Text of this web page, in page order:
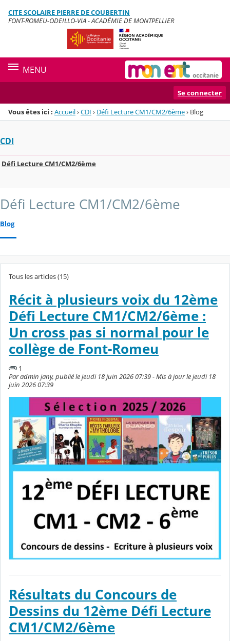
Menu de la rubrique
Contenu
CITE SCOLAIRE PIERRE DE COUBERTIN
FONT-ROMEU-ODEILLO-VIA - ACADÉMIE DE MONTPELLIER
MENU
Se connecter
Vous êtes ici : Accueil›CDI › Défi Lecture CM1/CM2/6ème› Blog
CDI
Défi Lecture CM1/CM2/6ème
Défi Lecture CM1/CM2/6ème
Blog
Tous les articles (15)
Récit à plusieurs voix du 12ème
Défi Lecture CM1/CM2/6ème :
Un cross pas si normal pour le
collège de Font-Romeu
1
Par admin jany, publié le jeudi 18 juin 2026 07:39 - Mis à jour le jeudi 18
juin 2026 07:39
Résultats du Concours de
Dessins du 12ème Défi Lecture
CM1/CM2/6ème